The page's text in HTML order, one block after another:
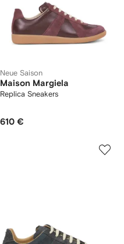
Neue Saison
Maison Margiela
Replica Sneakers
610 €